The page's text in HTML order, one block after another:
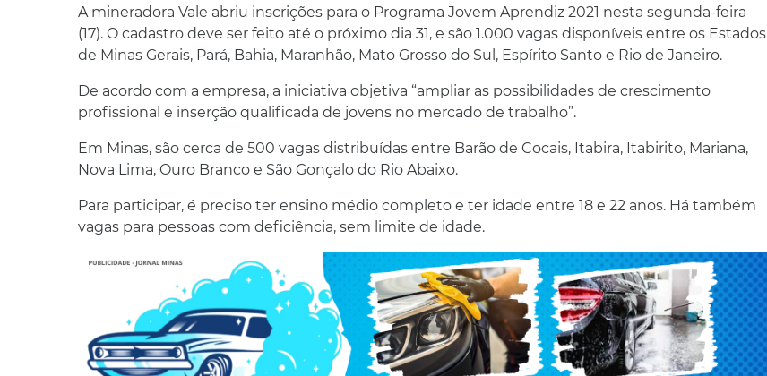
A mineradora Vale abriu inscrições para o Programa Jovem Aprendiz 2021 nesta segunda-feira
(17). O cadastro deve ser feito até o próximo dia 31, e são 1.000 vagas disponíveis entre os Estados
de Minas Gerais, Pará, Bahia, Maranhão, Mato Grosso do Sul, Espírito Santo e Rio de Janeiro.
De acordo com a empresa, a iniciativa objetiva “ampliar as possibilidades de crescimento
profissional e inserção qualificada de jovens no mercado de trabalho”.
Em Minas, são cerca de 500 vagas distribuídas entre Barão de Cocais, Itabira, Itabirito, Mariana,
Nova Lima, Ouro Branco e São Gonçalo do Rio Abaixo.
Para participar, é preciso ter ensino médio completo e ter idade entre 18 e 22 anos. Há também
vagas para pessoas com deficiência, sem limite de idade.